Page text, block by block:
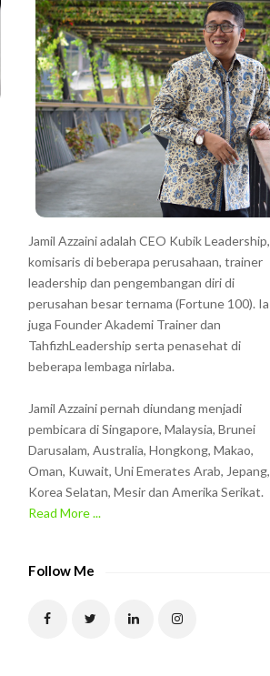
Jamil Azzaini adalah CEO Kubik Leadership,
komisaris di beberapa perusahaan, trainer
leadership dan pengembangan diri di
perusahan besar ternama (Fortune 100). Ia
juga Founder Akademi Trainer dan
TahfizhLeadership serta penasehat di
beberapa lembaga nirlaba.
Jamil Azzaini pernah diundang menjadi
pembicara di Singapore, Malaysia, Brunei
Darusalam, Australia, Hongkong, Makao,
Oman, Kuwait, Uni Emerates Arab, Jepang,
Korea Selatan, Mesir dan Amerika Serikat.
Read More ...
Follow Me